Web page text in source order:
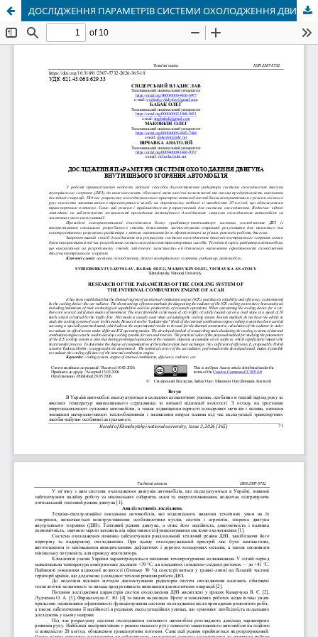
ДОСЛІДЖЕННЯ ПАРАМЕТРІВ СИСТЕМИ ОХОЛОДЖЕННЯ ДВИГУНА ВНУТРІШНЬОГО ЗГОРЯННЯ АВТОМОБІЛЯ